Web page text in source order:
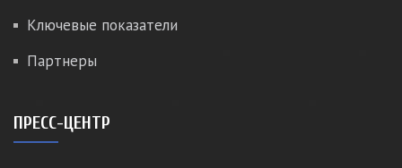
Ключевые показатели
Партнеры
ПРЕСС-ЦЕНТР